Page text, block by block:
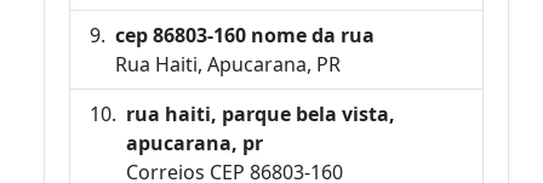
cep 86803-160 nome da rua
Rua Haiti, Apucarana, PR
rua haiti, parque bela vista,
apucarana, pr
Correios CEP 86803-160